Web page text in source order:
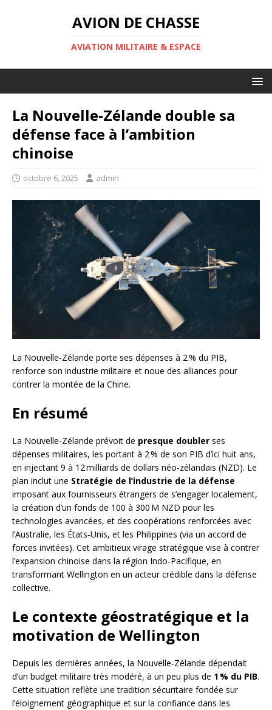
AVION DE CHASSE
AVIATION MILITAIRE & ESPACE
La Nouvelle‑Zélande double sa
défense face à l’ambition
chinoise
octobre 6, 2025 admin
La Nouvelle‑Zélande porte ses dépenses à 2 % du PIB,
renforce son industrie militaire et noue des alliances pour
contrer la montée de la Chine.
En résumé
La Nouvelle‑Zélande prévoit de presque doubler ses
dépenses militaires, les portant à 2 % de son PIB d’ici huit ans,
en injectant 9 à 12 milliards de dollars néo‑zélandais (NZD). Le
plan inclut une Stratégie de l’industrie de la défense
imposant aux fournisseurs étrangers de s’engager localement,
la création d’un fonds de 100 à 300 M NZD pour les
technologies avancées, et des coopérations renforcées avec
l’Australie, les États‑Unis, et les Philippines (via un accord de
forces invitées). Cet ambitieux virage stratégique vise à contrer
l’expansion chinoise dans la région Indo‑Pacifique, en
transformant Wellington en un acteur crédible dans la défense
collective.
Le contexte géostratégique et la
motivation de Wellington
Depuis les dernières années, la Nouvelle‑Zélande dépendait
d’un budget militaire très modéré, à un peu plus de 1 % du PIB.
Cette situation reflète une tradition sécuritaire fondée sur
l’éloignement géographique et sur la confiance dans les